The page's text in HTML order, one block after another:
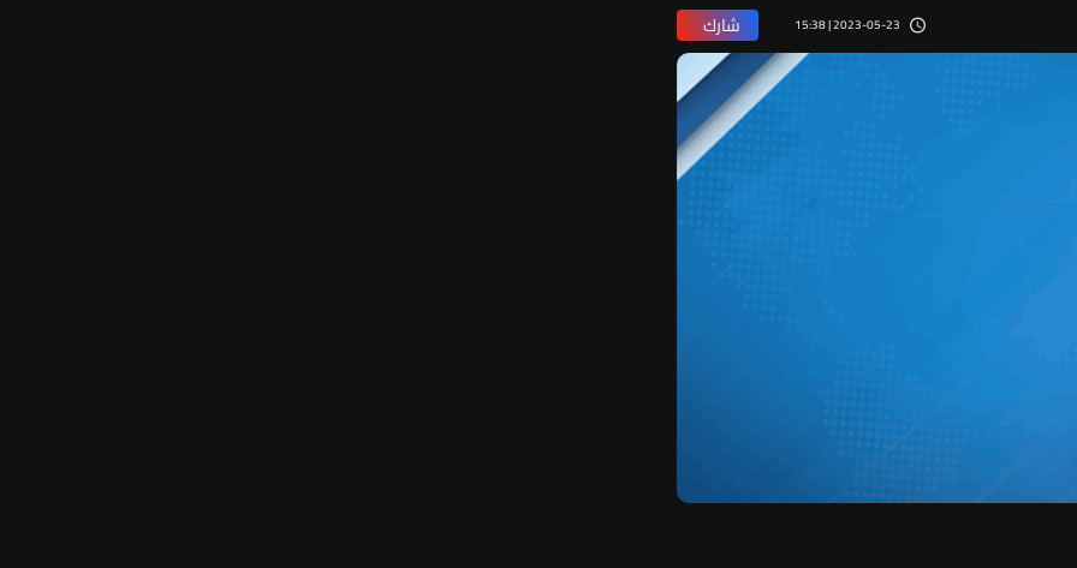
2023-05-23 | 15:38 شارك